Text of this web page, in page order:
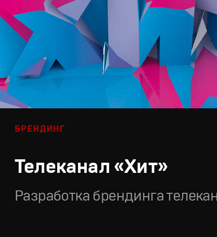
БРЕНДИНГ
Телеканал «Хит»
Разработка брендинга